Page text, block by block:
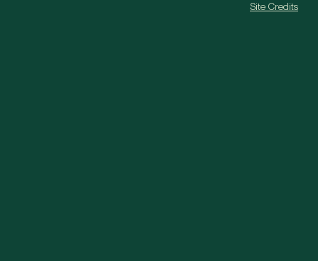
Site Credits